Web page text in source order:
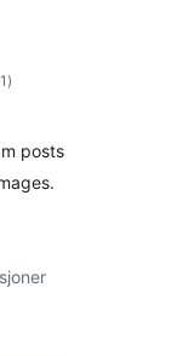
totale
vurderinger
)
posts